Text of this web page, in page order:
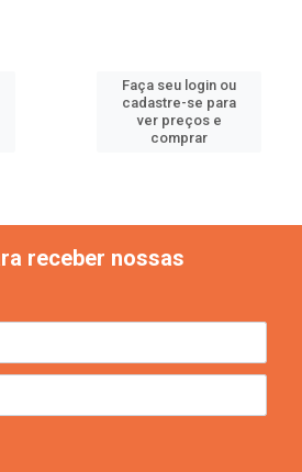
Faça seu login ou
cadastre-se para
ver preços e
comprar
receber nossas